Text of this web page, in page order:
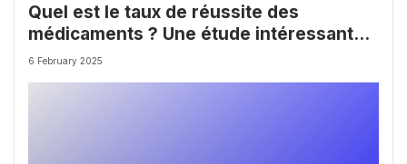
Quel est le taux de réussite des
médicaments ? Une étude intéressante
chez les Big Pharmas
6 February 2025